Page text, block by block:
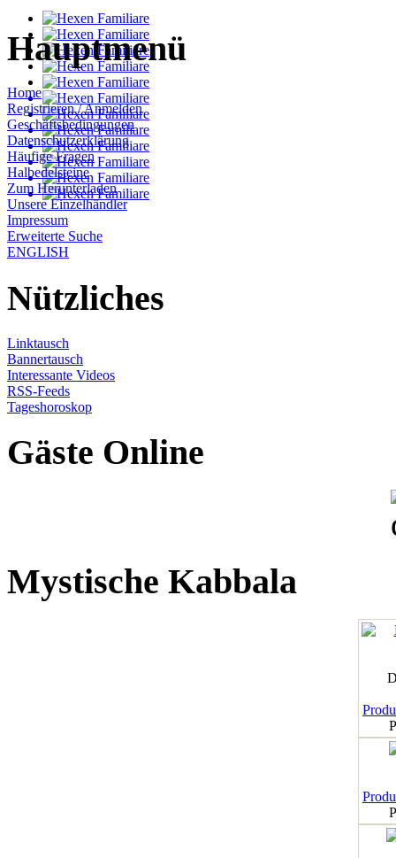
Hauptmenü
Home
Registrieren / Anmelden
Geschäftsbedingungen
Datenschutzerklärung
Häufige Fragen
Halbedelsteine
Zum Herunterladen
Unsere Einzelhändler
Impressum
Erweiterte Suche
ENGLISH
Nützliches
Linktausch
Bannertausch
Interessante Videos
RSS-Feeds
Tageshoroskop
Gäste Online
Mystische Kabbala